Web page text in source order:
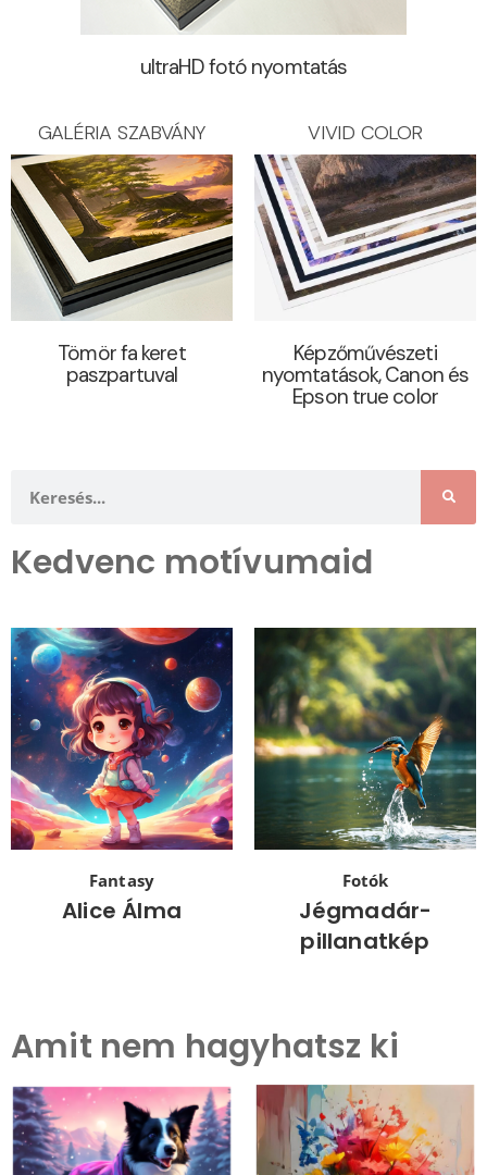
ultraHD fotó nyomtatás
GALÉRIA SZABVÁNY
Tömör fa keret
paszpartuval
VIVID COLOR
Képzőművészeti
nyomtatások, Canon és
Epson true color
Kedvenc motívumaid
Fantasy
Alice Álma
Fotók
Jégmadár-
pillanatkép
Amit nem hagyhatsz ki